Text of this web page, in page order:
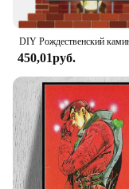
450,01руб.